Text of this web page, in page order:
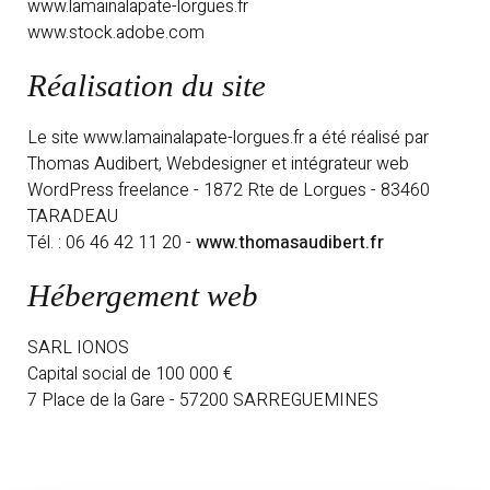
www.lamainalapate-lorgues.fr
www.stock.adobe.com
Réalisation du site
Le site www.lamainalapate-lorgues.fr a été réalisé par
Thomas Audibert, Webdesigner et intégrateur web
WordPress freelance - 1872 Rte de Lorgues - 83460
TARADEAU
Tél. : 06 46 42 11 20 -www.thomasaudibert.fr
Hébergement web
SARL IONOS
Capital social de 100 000 €
7 Place de la Gare - 57200 SARREGUEMINES